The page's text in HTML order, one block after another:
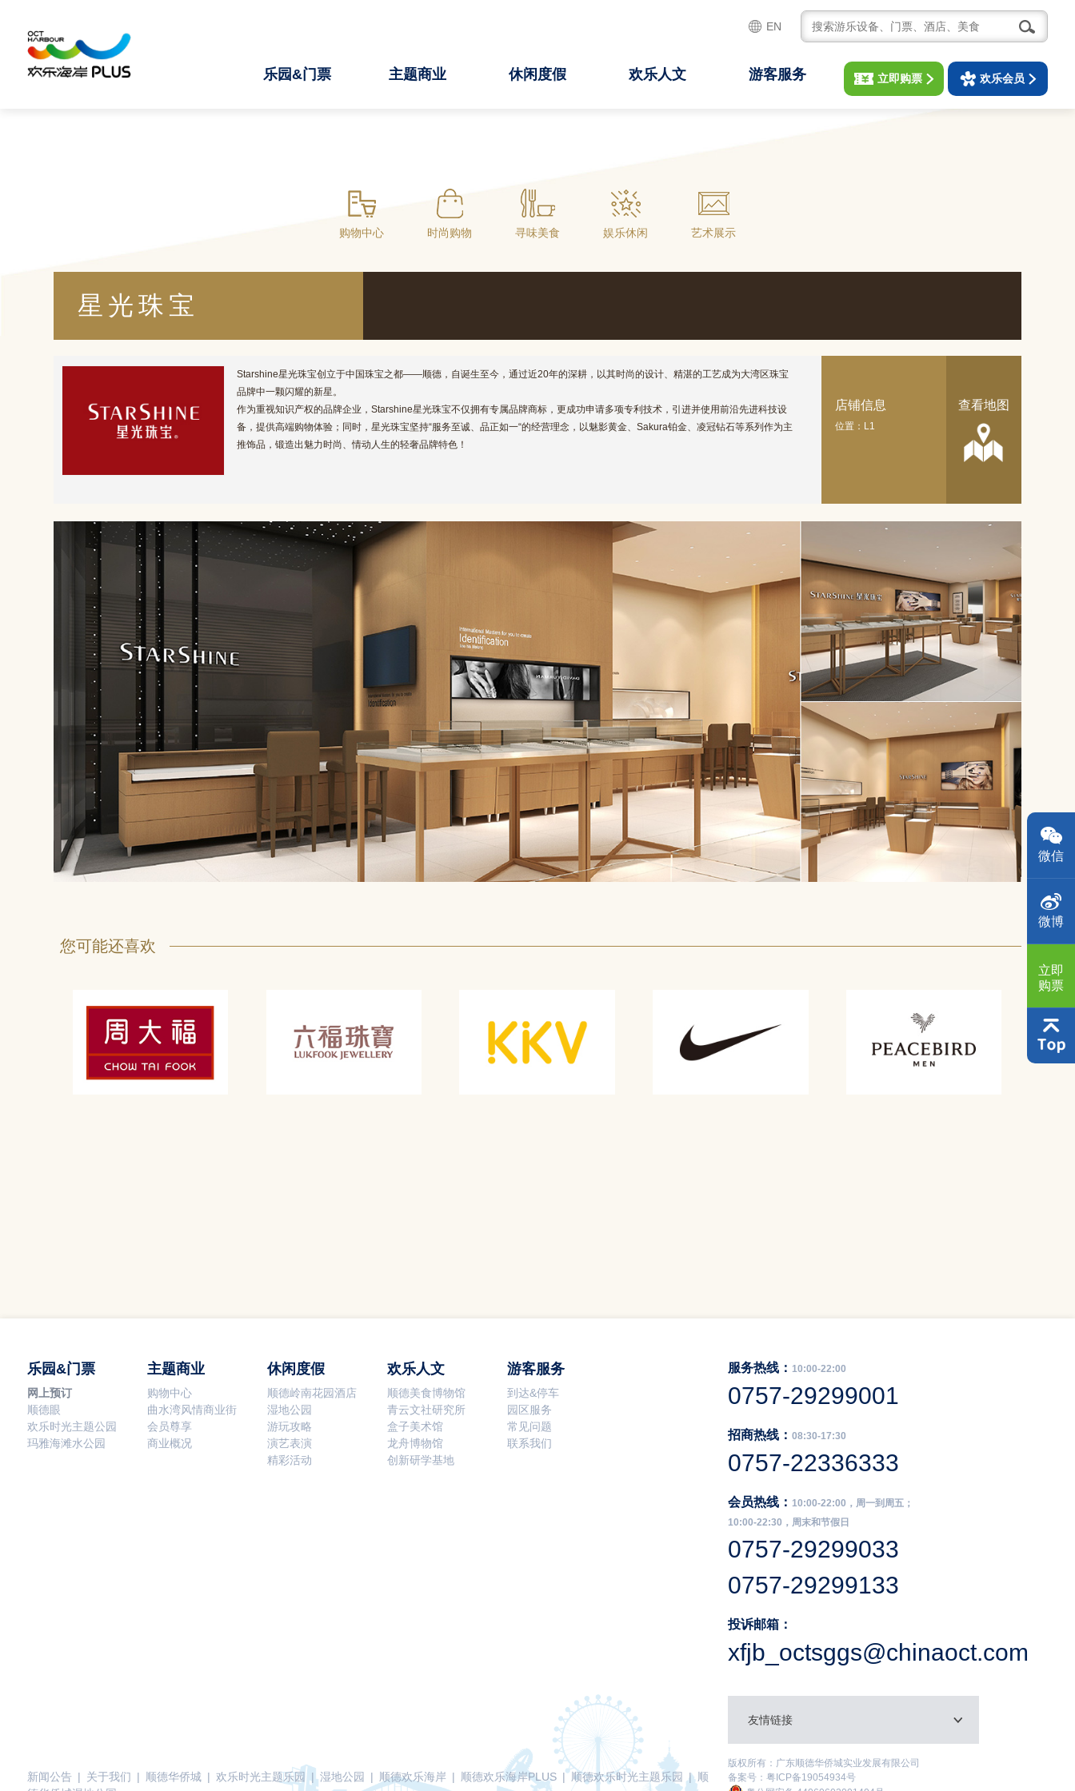
乐园&门票 主题商业 休闲度假 欢乐人文 游客服务
EN
立即购票 欢乐会员
微信
微博
立即
购票
购物中心 时尚购物 寻味美食 娱乐休闲 艺术展示
星光珠宝
Starshine星光珠宝创立于中国珠宝之都——顺德，自诞生至今，通过近20年的深耕，以其时尚的设计、精湛的工艺成为大湾区珠宝
品牌中一颗闪耀的新星。
作为重视知识产权的品牌企业，Starshine星光珠宝不仅拥有专属品牌商标，更成功申请多项专利技术，引进并使用前沿先进科技设
备，提供高端购物体验；同时，星光珠宝坚持“服务至诚、品正如一“的经营理念，以魅影黄金、Sakura铂金、凌冠钻石等系列作为主
推饰品，锻造出魅力时尚、情动人生的轻奢品牌特色！
查看地图
店铺信息
位置：L1
您可能还喜欢
服务热线：10:00-22:00
0757-29299001
招商热线：08:30-17:30
0757-22336333
会员热线：10:00-22:00，周一到周五；
10:00-22:30，周末和节假日
0757-29299033
0757-29299133
投诉邮箱：
xfjb_octsggs@chinaoct.com
友情链接
乐园&门票
网上预订
顺德眼
欢乐时光主题公园
玛雅海滩水公园
主题商业
购物中心
曲水湾风情商业街
会员尊享
商业概况
休闲度假
顺德岭南花园酒店
湿地公园
游玩攻略
演艺表演
精彩活动
欢乐人文
顺德美食博物馆
青云文社研究所
盒子美术馆
龙舟博物馆
创新研学基地
游客服务
到达&停车
园区服务
常见问题
联系我们
版权所有：广东顺德华侨城实业发展有限公司
备案号：粤ICP备19054934号
新闻公告 | 关于我们 | 顺德华侨城 | 欢乐时光主题乐园 | 湿地公园 | 顺德欢乐海岸 | 顺德欢乐海岸PLUS | 顺德欢乐时光主题乐园 | 顺